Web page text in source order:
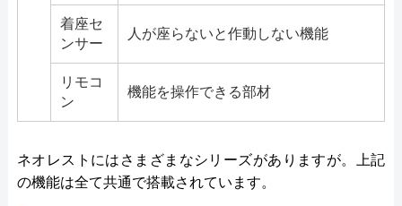
着座セ
ンサー
人が座らないと作動しない機能
リモコ
ン
機能を操作できる部材
ネオレストにはさまざまなシリーズがありますが。上記
の機能は全て共通で搭載されています。